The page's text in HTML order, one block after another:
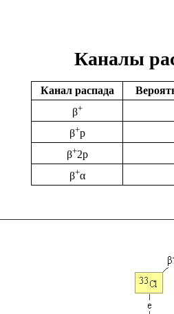
Каналы
Канал распада
β+
β+p
β+2p
β+α